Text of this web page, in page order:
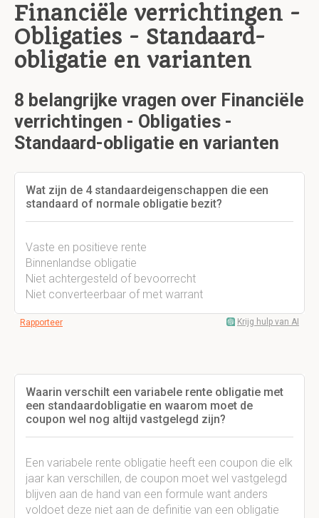
Financiële verrichtingen -
Obligaties - Standaard-
obligatie en varianten
8 belangrijke vragen over Financiële
verrichtingen - Obligaties -
Standaard-obligatie en varianten
Wat zijn de 4 standaardeigenschappen die een
standaard of normale obligatie bezit?
Vaste en positieve rente
Binnenlandse obligatie
Niet achtergesteld of bevoorrecht
Niet converteerbaar of met warrant
Rapporteer Krijg hulp van AI
Waarin verschilt een variabele rente obligatie met
een standaardobligatie en waarom moet de
coupon wel nog altijd vastgelegd zijn?
Een variabele rente obligatie heeft een coupon die elk
jaar kan verschillen, de coupon moet wel vastgelegd
blijven aan de hand van een formule want anders
voldoet deze niet aan de definitie van een obligatie